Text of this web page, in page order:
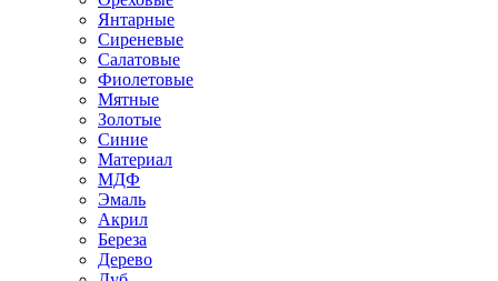
Янтарные
Сиреневые
Салатовые
Фиолетовые
Мятные
Золотые
Синие
Материал
МДФ
Эмаль
Акрил
Береза
Дерево